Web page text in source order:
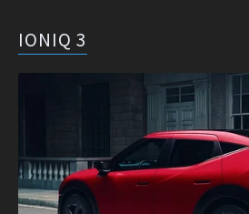
IONIQ 3